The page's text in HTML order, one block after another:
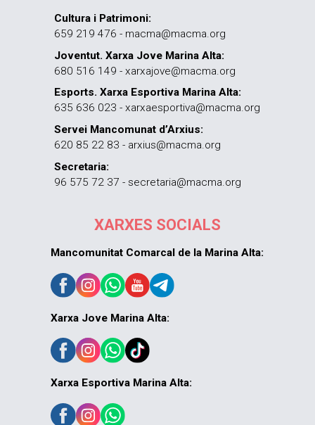
Cultura i Patrimoni:
659 219 476 - macma@macma.org
Joventut. Xarxa Jove Marina Alta:
680 516 149 - xarxajove@macma.org
Esports. Xarxa Esportiva Marina Alta:
635 636 023 - xarxaesportiva@macma.org
Servei Mancomunat d’Arxius:
620 85 22 83 - arxius@macma.org
Secretaria:
96 575 72 37 - secretaria@macma.org
XARXES SOCIALS
Mancomunitat Comarcal de la Marina Alta:
Xarxa Jove Marina Alta:
Xarxa Esportiva Marina Alta: